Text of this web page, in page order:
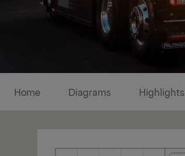
Home Diagrams Highlights
Diagrams